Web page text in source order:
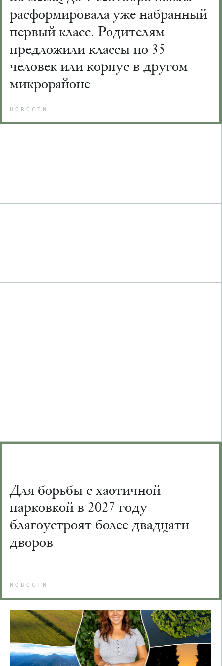
расформировала уже набранный
первый класс. Родителям
предложили классы по 35
человек или корпус в другом
микрорайоне
НОВОСТИ
Для борьбы с хаотичной
парковкой в 2027 году
благоустроят более двадцати
дворов
НОВОСТИ